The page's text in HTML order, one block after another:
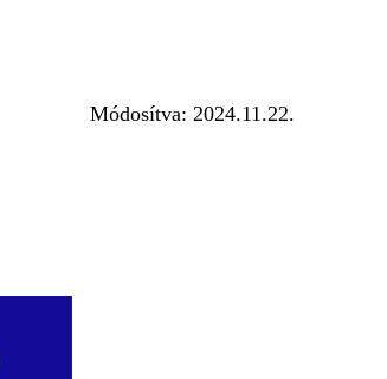
Módosítva: 2024.11.22.